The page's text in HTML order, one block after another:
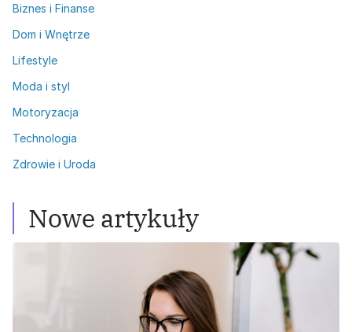
Biznes i Finanse
Dom i Wnętrze
Lifestyle
Moda i styl
Motoryzacja
Technologia
Zdrowie i Uroda
Nowe artykuły